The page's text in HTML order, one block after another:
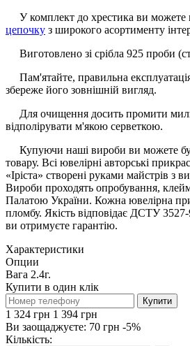
У комплект до хрестика ви можете
цепочку з широкого асортименту
Виготовлено зі срібла 925 проби
Пам'ятайте, правильна
збереже його зовнішній вигляд.
Для очищення досить промити
відполірувати м'якою серветкою.
Купуючи наші вироби ви можете
товару. Всі ювелірні авторські
«Іріста» створені руками майстрів з
Вироби проходять опробування,
Палатою України. Кожна ювелірна
пломбу. Якість відповідає ДСТУ
ви отримуєте гарантію.
Характеристики
Опции
Вага 2.4г.
Купити в один клік
Купити
1 324 грн 1 394 грн
Ви заощаджуєте: 70 грн -5%
Кількість: